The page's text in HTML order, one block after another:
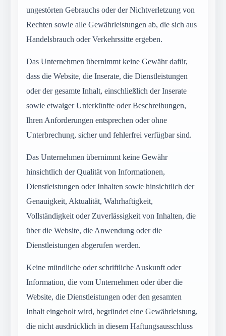
ungestörten Gebrauchs oder der Nichtverletzung von
Rechten sowie alle Gewährleistungen ab, die sich aus
Handelsbrauch oder Verkehrssitte ergeben.
Das Unternehmen übernimmt keine Gewähr dafür,
dass die Website, die Inserate, die Dienstleistungen
oder der gesamte Inhalt, einschließlich der Inserate
sowie etwaiger Unterkünfte oder Beschreibungen,
Ihren Anforderungen entsprechen oder ohne
Unterbrechung, sicher und fehlerfrei verfügbar sind.
Das Unternehmen übernimmt keine Gewähr
hinsichtlich der Qualität von Informationen,
Dienstleistungen oder Inhalten sowie hinsichtlich der
Genauigkeit, Aktualität, Wahrhaftigkeit,
Vollständigkeit oder Zuverlässigkeit von Inhalten, die
über die Website, die Anwendung oder die
Dienstleistungen abgerufen werden.
Keine mündliche oder schriftliche Auskunft oder
Information, die vom Unternehmen oder über die
Website, die Dienstleistungen oder den gesamten
Inhalt eingeholt wird, begründet eine Gewährleistung,
die nicht ausdrücklich in diesem Haftungsausschluss